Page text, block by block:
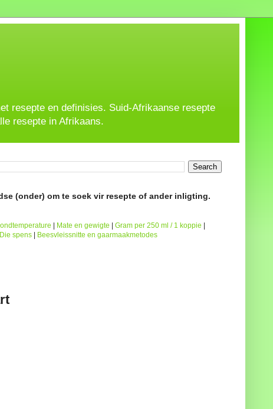
resepte en definisies. Suid-Afrikaanse resepte
resepte in Afrikaans.
(onder) om te soek vir resepte of ander inligting.
Mate en gewigte Gram per 250 ml / 1 koppie
Die spens Beesvleissnitte en gaarmaakmetodes